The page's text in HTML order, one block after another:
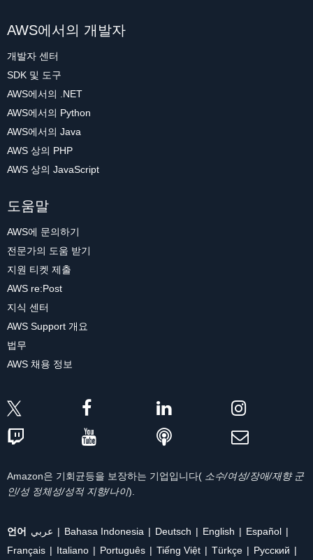
AWS에서의 개발자
개발자 센터
SDK 및 도구
AWS에서의 .NET
AWS에서의 Python
AWS에서의 Java
AWS 상의 PHP
AWS 상의 JavaScript
도움말
AWS에 문의하기
전문가의 도움 받기
지원 티켓 제출
AWS re:Post
지식 센터
AWS Support 개요
법무
AWS 채용 정보
Amazon은 기회균등을 보장하는 기업입니다( 소수/여성/장애/재향 군
인/성 정체성/성적 지향/나이).
언어 عربي Bahasa Indonesia Deutsch English
Español
Français
Italiano Português Tiếng Việt Türkçe Ρусский